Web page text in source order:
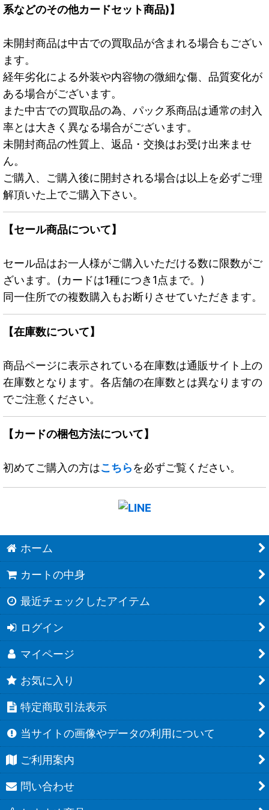
系などのその他カードセット商品)】
未開封商品は中古での買取品が含まれる場合もござい
ます。
経年劣化による外装や内容物の微細な傷、品質変化が
ある場合がございます。
また中古での買取品の為、パック系商品は通常の封入
率とは大きく異なる場合がございます。
未開封商品の性質上、返品・交換はお受け出来ませ
ん。
ご購入、ご購入後に開封される場合は以上を必ずご理
解頂いた上でご購入下さい。
【セール商品について】
セール品はお一人様がご購入いただける数に限数がご
ざいます。(カードは1種につき1点まで。)
同一住所での複数購入もお断りさせていただきます。
【在庫数について】
商品ページに表示されている在庫数は通販サイト上の
在庫数となります。各店舗の在庫数とは異なりますの
でご注意ください。
【カードの梱包方法について】
初めてご購入の方はこちらを必ずご覧ください。
ホーム
カートの中身
最近チェックしたアイテム
ログイン
マイページ
お気に入り
特定商取引法表示
当サイトの画像やデータの利用について
ご利用案内
問い合わせ